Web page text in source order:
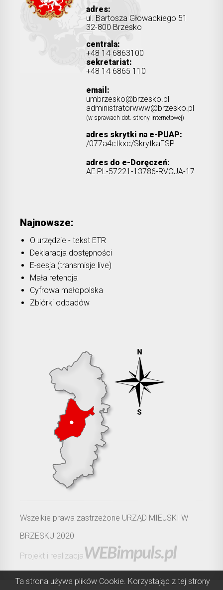
Ta strona używa plików Cookie. Korzystając z tej strony
Najnowsze:
O urzędzie - tekst ETR
Deklaracja dostępności
E-sesja (transmisje live)
Mała retencja
Cyfrowa małopolska
Zbiórki odpadów
adres:
ul. Bartosza Głowackiego 51
32-800 Brzesko
centrala:
+48 14 6863100
sekretariat:
+48 14 6865 110
email:
umbrzesko@brzesko.pl
administratorwww@brzesko.pl
(w sprawach dot. strony internetowej)
adres skrytki na e-PUAP:
/077a4ctkxc/SkrytkaESP
adres do e-Doręczeń:
AE:PL-57221-13786-RVCUA-17
Wszelkie prawa zastrzeżone URZĄD MIEJSKI W
BRZESKU 2020
Projekt i realizacja WEBimpuls.pl